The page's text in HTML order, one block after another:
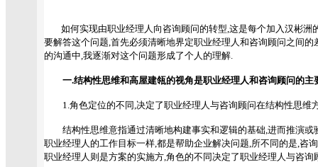
如何实现由职业经理人向咨询顾问的转型,这是每个加入汉彬洲
要解答这个问题,首先必须清晰地界定职业经理人和咨询顾问之间
的沟通中,我逐渐对这个问题形成了个人的理解.
一.结构性思维和高屋建瓴的视角是职业经理人和咨询顾问的主
1.角色定位的不同,决定了职业经理人与咨询顾问在结构性思维
结构性思维意指通过清晰地构建事实和逻辑的基础,进而推演或
职业经理人的工作目标一样,都是帮助企业解决问题,所不同的是,咨
职业经理人则是方案的实施方,角色的不同决定了职业经理人与咨